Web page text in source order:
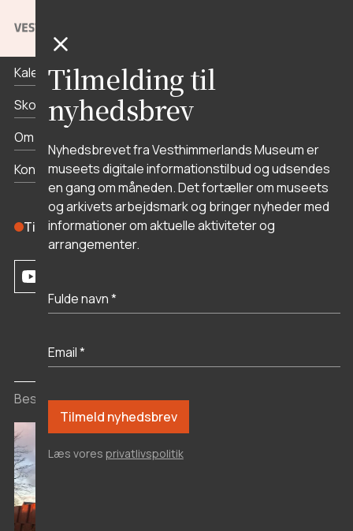
Priser og åbningstider
Kalender
Skoletjenesten
Om museet
Kontakt
Tilmeld dig nyhedsbrevet
Besøgssteder
Tilmelding til
nyhedsbrev
Nyhedsbrevet fra Vesthimmerlands Museum er
museets digitale informationstilbud og udsendes
en gang om måneden. Det fortæller om museets
og arkivets arbejdsmark og bringer nyheder med
informationer om aktuelle aktiviteter og
arrangementer.
Læs vores privatlivspolitik